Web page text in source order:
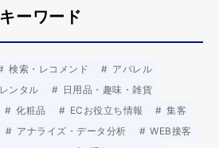
キーワード
検索・レコメンド
アパレル
ンタル
日用品・趣味・雑貨
化粧品 ECお役立ち情報
集客
アナライズ・データ分析
WEB接客